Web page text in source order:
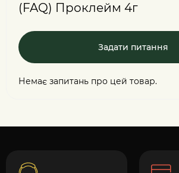
(FAQ) Проклейм 4г
Задати питання
Немає запитань про цей товар.